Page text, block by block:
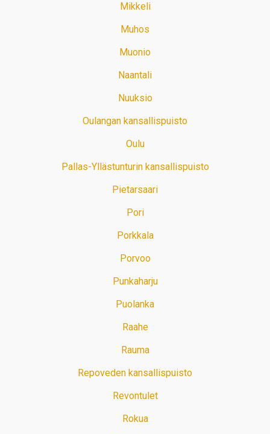
Mikkeli
Muhos
Muonio
Naantali
Nuuksio
Oulangan kansallispuisto
Oulu
Pallas-Yllästunturin kansallispuisto
Pietarsaari
Pori
Porkkala
Porvoo
Punkaharju
Puolanka
Raahe
Rauma
Repoveden kansallispuisto
Revontulet
Rokua